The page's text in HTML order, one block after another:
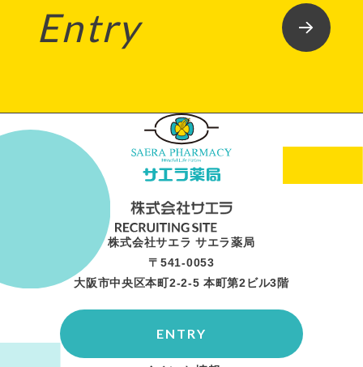
Entry
株式会社サエラ サエラ薬局
〒541-0053
大阪市中央区本町2-2-5 本町第2ビル3階
ENTRY